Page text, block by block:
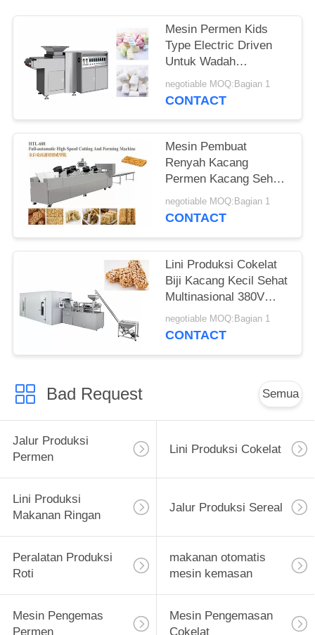
Mesin Permen Kids
Type Electric Driven
Untuk Wadah
Polyethylene
negotiable MOQ:Bagian 1
CONTACT
Mesin Pembuat
Renyah Kacang
Permen Kacang Sehat
Dengan Kontrol Mikro
negotiable MOQ:Bagian 1
CONTACT
Lini Produksi Cokelat
Biji Kacang Kecil Sehat
Multinasional 380V
5.5KW
negotiable MOQ:Bagian 1
CONTACT
Bad Request Semua
Jalur Produksi
Permen
Lini Produksi Cokelat
Lini Produksi
Makanan Ringan
Jalur Produksi Sereal
Peralatan Produksi
Roti
makanan otomatis
mesin kemasan
Mesin Pengemas
Permen
Mesin Pengemasan
Cokelat